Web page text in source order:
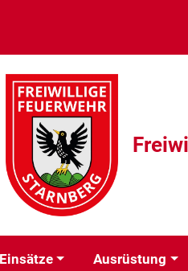
Einsätze Ausrüstung